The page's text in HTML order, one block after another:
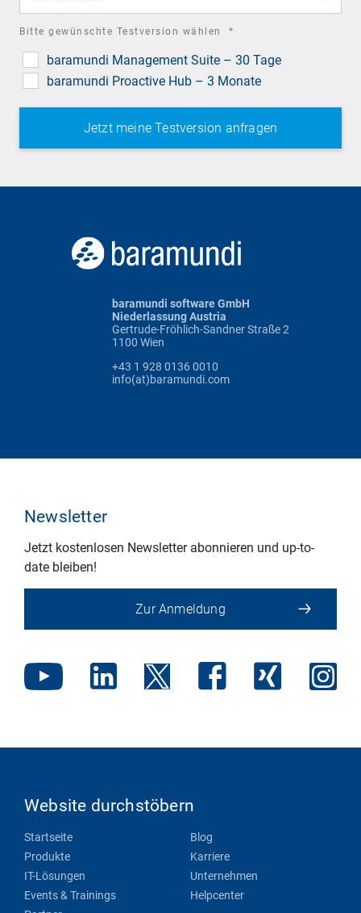
Bitte gewünschte Testversion wählen *
baramundi Management Suite – 30 Tage
baramundi Proactive Hub – 3 Monate
baramundi software GmbH
Niederlassung Austria
Gertrude-Fröhlich-Sandner Straße 2
1100 Wien
+43 1 928 0136 0010
info(at)baramundi.com
Newsletter
Jetzt kostenlosen Newsletter abonnieren und up-to-
date bleiben!
Zur Anmeldung
Website durchstöbern
Startseite
Produkte
IT-Lösungen
Events & Trainings
Blog
Karriere
Unternehmen
Helpcenter